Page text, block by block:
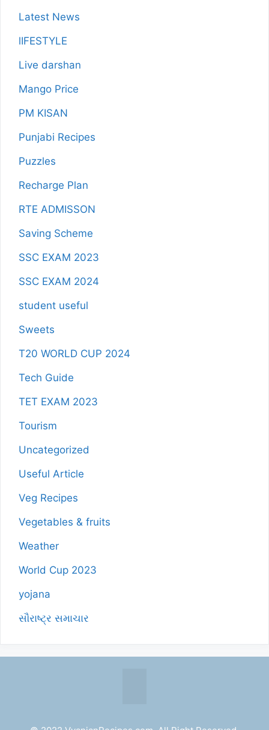
Latest News
lIFESTYLE
Live darshan
Mango Price
PM KISAN
Punjabi Recipes
Puzzles
Recharge Plan
RTE ADMISSON
Saving Scheme
SSC EXAM 2023
SSC EXAM 2024
student useful
Sweets
T20 WORLD CUP 2024
Tech Guide
TET EXAM 2023
Tourism
Uncategorized
Useful Article
Veg Recipes
Vegetables & fruits
Weather
World Cup 2023
yojana
સૌરાષ્ટ્ર સમાચાર